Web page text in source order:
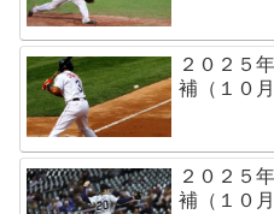
２０２５
補（１０
２０２５
補（１０